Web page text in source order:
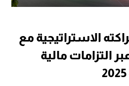
الاستراتيجية مع
التزامات مالية